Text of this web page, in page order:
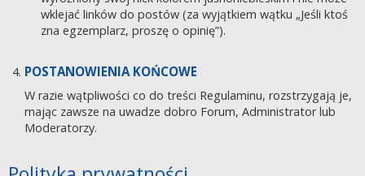
wklejać linków do postów (za wyjątkiem wątku „Jeśli ktoś
zna egzemplarz, proszę o opinię”).
POSTANOWIENIA KOŃCOWE
W razie wątpliwości co do treści Regulaminu, rozstrzygają je,
mając zawsze na uwadze dobro Forum, Administrator lub
Moderatorzy.